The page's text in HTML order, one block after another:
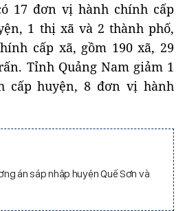
17 đơn vị hành chính cấp
1 thị xã và 2 thành phố,
cấp xã, gồm 190 xã, 29
Tỉnh Quảng Nam giảm 1
cấp huyện, 8 đơn vị hành
án sáp nhập huyện Quế Sơn và